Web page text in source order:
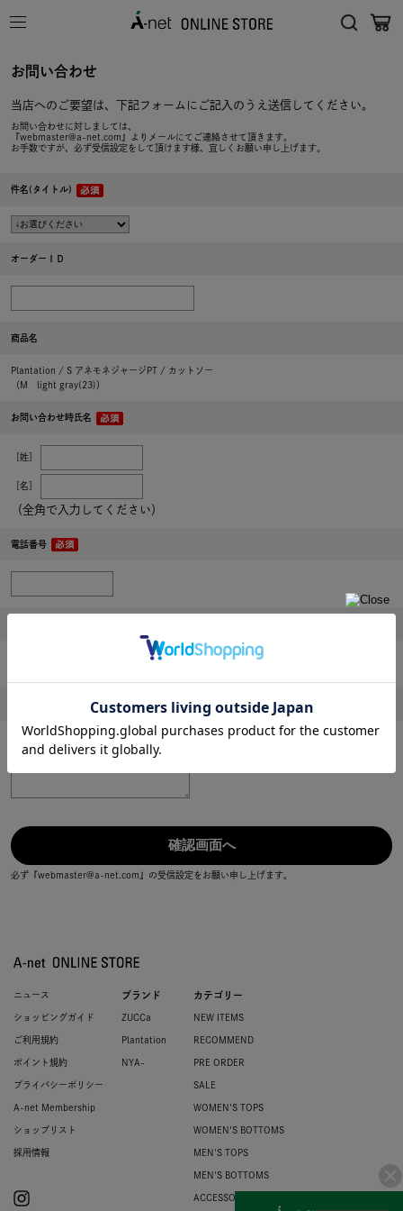
お問い合わせ
当店へのご要望は、下記フォームにご記入のうえ送信してください。
お問い合わせに対しましては、
『webmaster@a-net.com』よりメールにてご連絡させて頂きます。
お手数ですが、必ず受信設定をして頂けます様、宜しくお願い申し上げます。
件名(タイトル)
オーダーＩＤ
商品名
Plantation / S アネモネジャージPT / カットソー
（M light gray(23)）
お問い合わせ時氏名
［姓］
［名］
（全角で入力してください）
電話番号
必ず『webmaster@a-net.com』の受信設定をお願い申し上げます。
ニュース
ショッピングガイド
ご利用規約
ポイント規約
プライバシーポリシー
A-net Membership
ショップリスト
採用情報
ブランド
ZUCCa
Plantation
NYA-
カテゴリー
NEW ITEMS
RECOMMEND
PRE ORDER
SALE
WOMEN'S TOPS
WOMEN'S BOTTOMS
MEN'S TOPS
MEN'S BOTTOMS
ACCESSORIES